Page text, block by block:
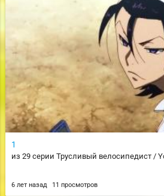
1
из 29 серии Трусливый велосипедист /
6 лет назад 11 просмотров